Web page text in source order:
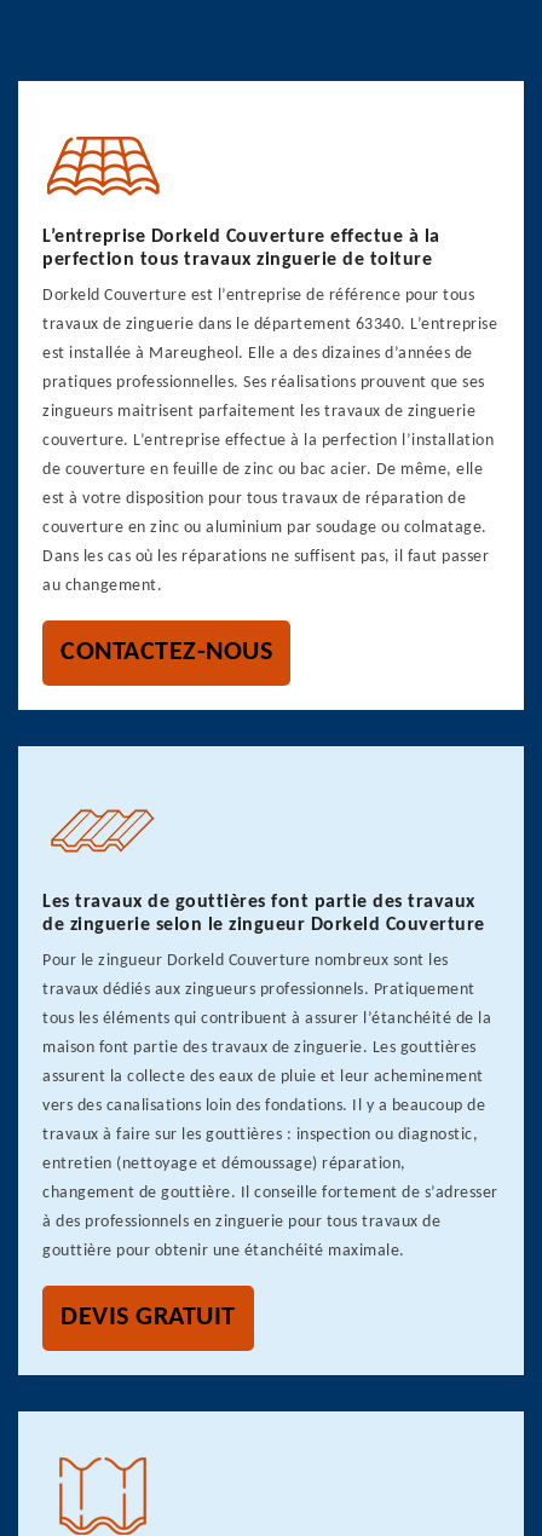
L’entreprise Dorkeld Couverture effectue à la
perfection tous travaux zinguerie de toiture
Dorkeld Couverture est l’entreprise de référence pour tous
travaux de zinguerie dans le département 63340. L’entreprise
est installée à Mareugheol. Elle a des dizaines d’années de
pratiques professionnelles. Ses réalisations prouvent que ses
zingueurs maitrisent parfaitement les travaux de zinguerie
couverture. L’entreprise effectue à la perfection l’installation
de couverture en feuille de zinc ou bac acier. De même, elle
est à votre disposition pour tous travaux de réparation de
couverture en zinc ou aluminium par soudage ou colmatage.
Dans les cas où les réparations ne suffisent pas, il faut passer
au changement.
CONTACTEZ-NOUS
Les travaux de gouttières font partie des travaux
de zinguerie selon le zingueur Dorkeld Couverture
Pour le zingueur Dorkeld Couverture nombreux sont les
travaux dédiés aux zingueurs professionnels. Pratiquement
tous les éléments qui contribuent à assurer l’étanchéité de la
maison font partie des travaux de zinguerie. Les gouttières
assurent la collecte des eaux de pluie et leur acheminement
vers des canalisations loin des fondations. Il y a beaucoup de
travaux à faire sur les gouttières : inspection ou diagnostic,
entretien (nettoyage et démoussage) réparation,
changement de gouttière. Il conseille fortement de s’adresser
à des professionnels en zinguerie pour tous travaux de
gouttière pour obtenir une étanchéité maximale.
DEVIS GRATUIT